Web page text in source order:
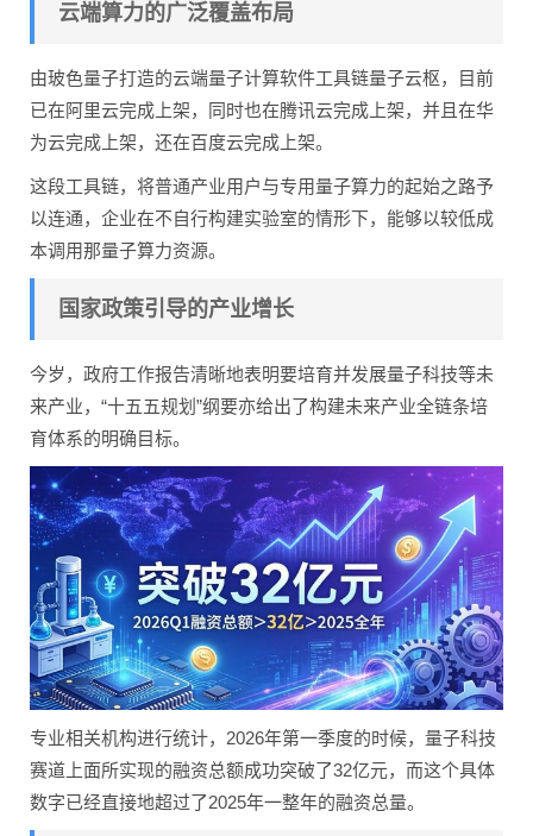
云端算力的广泛覆盖布局
由玻色量子打造的云端量子计算软件工具链量子云枢，目前
已在阿里云完成上架，同时也在腾讯云完成上架，并且在华
为云完成上架，还在百度云完成上架。
这段工具链，将普通产业用户与专用量子算力的起始之路予
以连通，企业在不自行构建实验室的情形下，能够以较低成
本调用那量子算力资源。
国家政策引导的产业增长
今岁，政府工作报告清晰地表明要培育并发展量子科技等未
来产业，“十五五规划”纲要亦给出了构建未来产业全链条培
育体系的明确目标。
专业相关机构进行统计，2026年第一季度的时候，量子科技
赛道上面所实现的融资总额成功突破了32亿元，而这个具体
数字已经直接地超过了2025年一整年的融资总量。